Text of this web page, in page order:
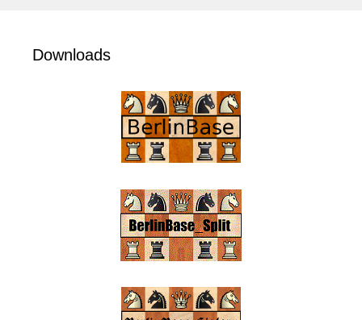
Downloads